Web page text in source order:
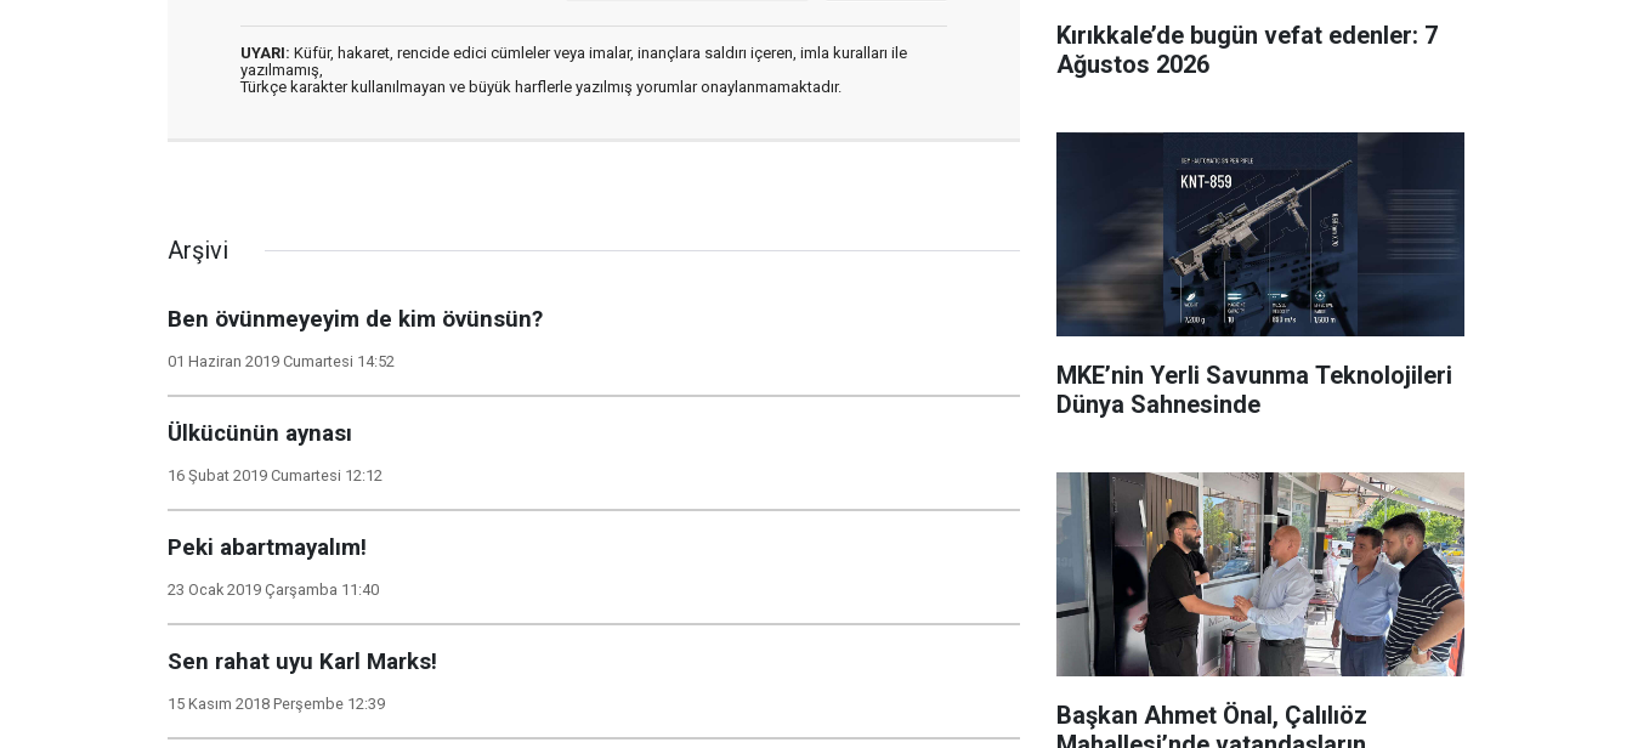
UYARI: Küfür, hakaret, rencide edici cümleler veya imalar, inançlara saldırı içeren, imla kuralları ile
yazılmamış,
Türkçe karakter kullanılmayan ve büyük harflerle yazılmış yorumlar onaylanmamaktadır.
Arşivi
Ben övünmeyeyim de kim övünsün?
01 Haziran 2019 Cumartesi 14:52
Ülkücünün aynası
16 Şubat 2019 Cumartesi 12:12
Peki abartmayalım!
23 Ocak 2019 Çarşamba 11:40
Sen rahat uyu Karl Marks!
15 Kasım 2018 Perşembe 12:39
Kırıkkale’de bugün vefat edenler: 7
Ağustos 2026
MKE’nin Yerli Savunma Teknolojileri
Dünya Sahnesinde
Başkan Ahmet Önal, Çalılıöz